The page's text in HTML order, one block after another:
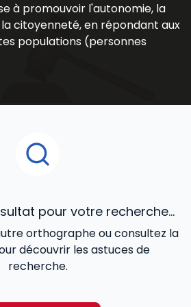
à promouvoir l'autonomie, la
citoyenneté, en répondant aux
populations (personnes
âgées, familles
du secteur –
information utile et
de bonnes pratiques…
pour votre recherche...
orthographe ou consultez la
découvrir les astuces de
recherche.